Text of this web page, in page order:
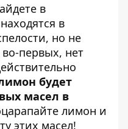
в
в
но не
во-первых, нет
будет
масел в
лимон и
этих масел!